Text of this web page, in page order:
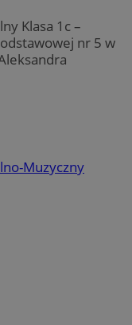
Klasa 1c –
nr 5 w
Muzyczny